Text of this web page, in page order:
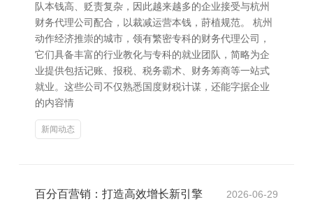
队本钱高、贬责复杂，因此越来越多的企业接受与杭州
财务代理公司配合，以裁减运营本钱，莳植规范。 杭州
动作经济推崇的城市，领有繁密专科的财务代理公司，
它们具备丰富的行业教化与专科的就业团队，简略为企
业提供包括记账、报税、税务霸术、财务筹商等一站式
就业。这些公司不仅熟悉国度财税计谋，还能字据企业
的内容情
新闻动态
百分百营销：打造高效增长新引擎 2026-06-29